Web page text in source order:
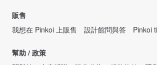
販售
我想在 Pinkoi 上販售
設計館問與答 Pinkoi
幫助 / 政策